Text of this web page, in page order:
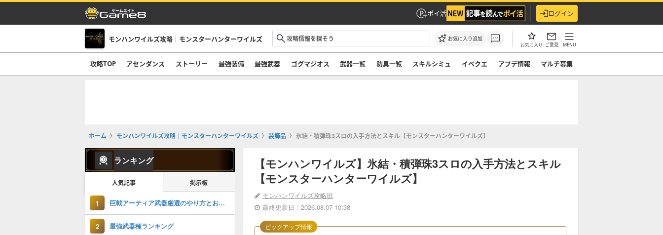
ポイ活 ログイン
モンハンワイルズ攻略｜モンスターハンターワイルズ お気に入り追加
お気に入り ご意見 MENU
攻略TOP アセンダンス ストーリー 最強装備 最強武器 ゴグマジオス 武器一覧 防具一覧 スキルシミュ イベクエ アプデ情報 マルチ募集
ホーム モンハンワイルズ攻略｜モンスターハンターワイルズ 装飾品 氷結・積弾珠3スロの入手方法とスキル【モンスターハンターワイルズ】
【モンハンワイルズ】氷結・積弾珠3スロの入手方法とスキル
【モンスターハンターワイルズ】
モンハンワイルズ攻略班
最終更新日：2026.08.07 10:38
ピックアップ情報
ランキング
人気記事 掲示板
1 巨戟アーティア武器厳選のやり方とおすすめスキル
2 最強武器種ランキング